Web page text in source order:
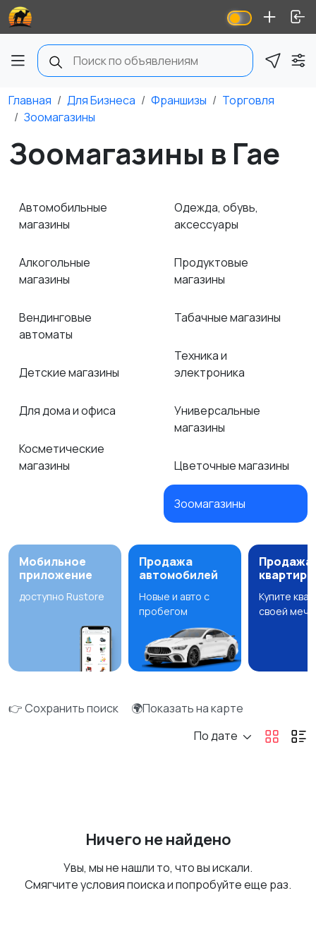
Главная Для Бизнеса Франшизы
Торговля
Зоомагазины
Зоомагазины в Гае
Автомобильные
магазины
Алкогольные
магазины
Вендинговые
автоматы
Детские магазины
Для дома и офиса
Косметические
магазины
Одежда, обувь,
аксессуары
Продуктовые
магазины
Табачные магазины
Техника и
электроника
Универсальные
магазины
Цветочные магазины
Зоомагазины
Мобильное
приложение
доступно Rustore
Продажа
автомобилей
Новые и авто с
пробегом
Продажа
квартир
Купите
своей
👉 Сохранить поиск
🌍Показать на карте
По дате
Ничего не найдено
Увы, мы не нашли то, что вы искали.
Смягчите условия поиска и попробуйте еще раз.